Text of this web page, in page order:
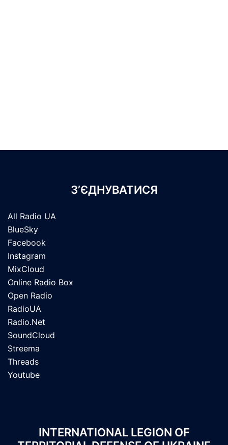
З’ЄДНУВАТИСЯ
All Radio UA
BlueSky
Facebook
Instagram
MixCloud
Online Radio Box
Open Radio
RadioUA
Radio.Net
SoundCloud
Streema
Threads
Youtube
INTERNATIONAL LEGION OF